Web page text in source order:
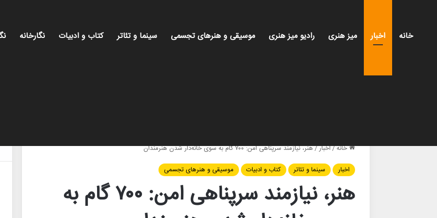
خانه اخبار میز هنری رادیو میز هنری موسیقی و هنرهای تجسمی سینما و تئاتر کتاب و ادبیات نگارخانه
خانه/اخبار/هنر، نیازمند سرپناهی امن: ۷۰۰ گام به سوی خانه‌دار شدن هنرمندان
اخبار
سینما و تئاتر کتاب و ادبیات موسیقی و هنرهای تجسمی
هنر، نیازمند سرپناهی امن: ۷۰۰ گام به